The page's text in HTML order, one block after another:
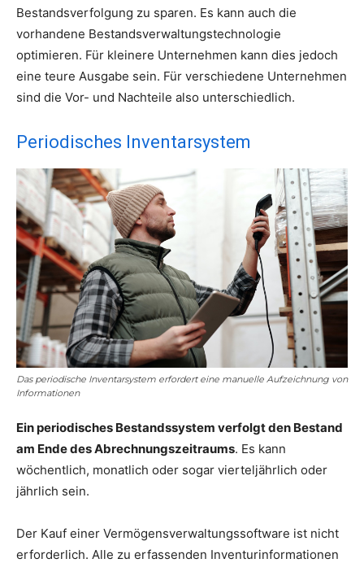
Bestandsverfolgung zu sparen. Es kann auch die
vorhandene Bestandsverwaltungstechnologie
optimieren. Für kleinere Unternehmen kann dies jedoch
eine teure Ausgabe sein. Für verschiedene Unternehmen
sind die Vor- und Nachteile also unterschiedlich.
Periodisches Inventarsystem
Das periodische Inventarsystem erfordert eine manuelle Aufzeichnung von
Informationen
Ein periodisches Bestandssystem verfolgt den Bestand
am Ende des Abrechnungszeitraums. Es kann
wöchentlich, monatlich oder sogar vierteljährlich oder
jährlich sein.
Der Kauf einer Vermögensverwaltungssoftware ist nicht
erforderlich. Alle zu erfassenden Inventurinformationen